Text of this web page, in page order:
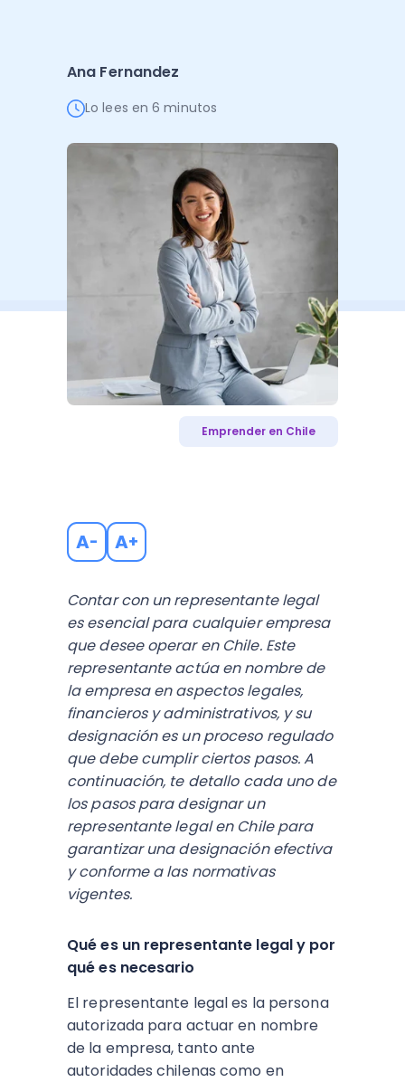
Ver todo
Ver TodoAna Fernandez
Lo lees en 6 minutos
Emprender en Chile
A- A+
Contar con un representante legal
es esencial para cualquier empresa
que desee operar en Chile. Este
representante actúa en nombre de
la empresa en aspectos legales,
financieros y administrativos, y su
designación es un proceso regulado
que debe cumplir ciertos pasos. A
continuación, te detallo cada uno de
los pasos para designar un
representante legal en Chile para
garantizar una designación efectiva
y conforme a las normativas
vigentes.
Qué es un representante legal y por
qué es necesario
El representante legal es la persona
autorizada para actuar en nombre
de la empresa, tanto ante
autoridades chilenas como en